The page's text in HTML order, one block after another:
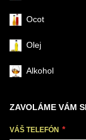
Ocot
Olej
Alkohol
ZAVOLÁME VÁM
VÁŠ TELEFÓN